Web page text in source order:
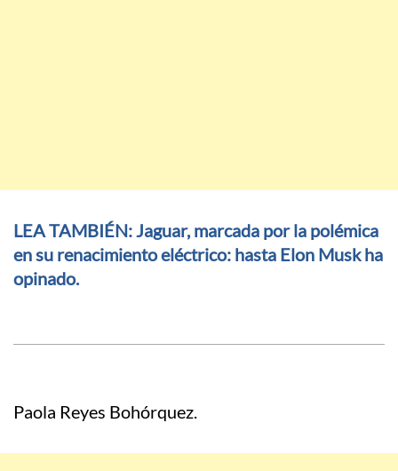
LEA TAMBIÉN: Jaguar, marcada por la polémica
en su renacimiento eléctrico: hasta Elon Musk ha
opinado.
Paola Reyes Bohórquez.